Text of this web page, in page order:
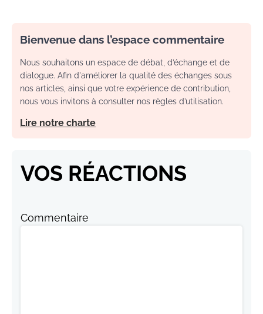
Bienvenue dans l’espace commentaire
Nous souhaitons un espace de débat, d’échange et de
dialogue. Afin d'améliorer la qualité des échanges sous
nos articles, ainsi que votre expérience de contribution,
nous vous invitons à consulter nos règles d’utilisation.
Lire notre charte
VOS RÉACTIONS
Commentaire